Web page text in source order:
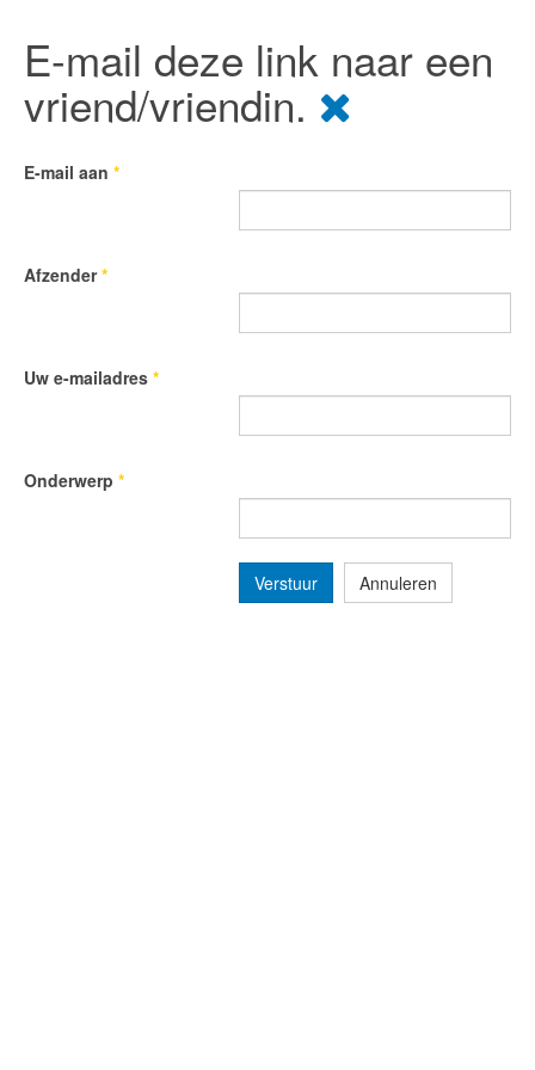
E-mail deze link naar een
vriend/vriendin.
E-mail aan *
Afzender*
Uw e-mailadres *
Onderwerp *
Verstuur Annuleren